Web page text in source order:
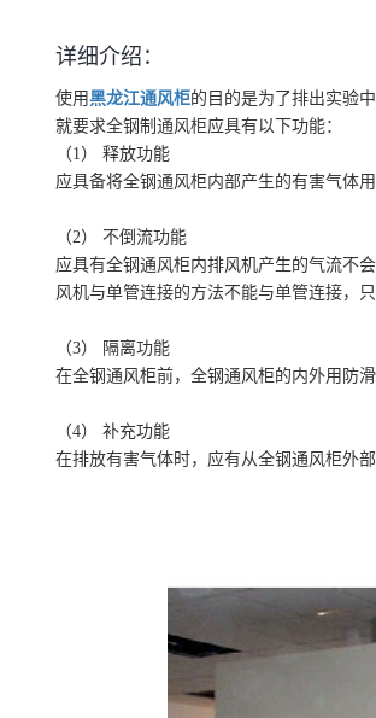
详细介绍：
使用黑龙江通风柜的目的是为了排出实验
就要求全钢制通风柜应具有以下功能：
（1） 释放功能
应具备将全钢通风柜内部产生的有害气体
（2） 不倒流功能
应具有全钢通风柜内排风机产生的气流不
风机与单管连接的方法不能与单管连接，
（3） 隔离功能
在全钢通风柜前，全钢通风柜的内外用防滑
（4） 补充功能
在排放有害气体时，应有从全钢通风柜外